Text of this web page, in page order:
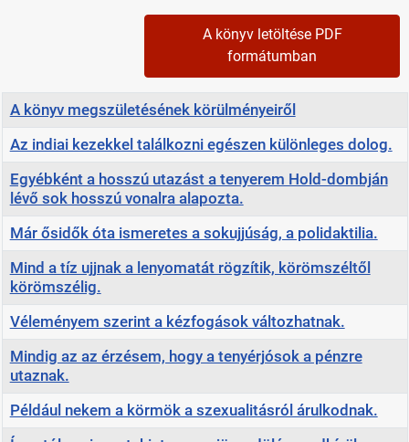
A könyv letöltése PDF
formátumban
Cím
A könyv megszületésének körülményeiről
Az indiai kezekkel találkozni egészen különleges dolog.
Egyébként a hosszú utazást a tenyerem Hold-dombján
lévő sok hosszú vonalra alapozta.
Már ősidők óta ismeretes a sokujjúság, a polidaktilia.
Mind a tíz ujjnak a lenyomatát rögzítik, körömszéltől
körömszélig.
Véleményem szerint a kézfogások változhatnak.
Mindig az az érzésem, hogy a tenyérjósok a pénzre
utaznak.
Például nekem a körmök a szexualitásról árulkodnak.